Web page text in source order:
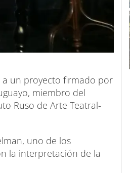
a un proyecto firmado por
miembro del
Ruso de Arte Teatral-
uno de los
la interpretación de la